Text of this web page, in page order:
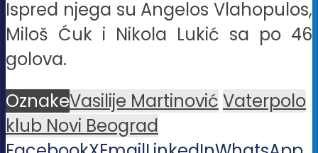
Ispred njega su Angelos Vlahopulos,
Miloš Ćuk i Nikola Lukić sa po 46
golova.
OznakeVasilije Martinović Vaterpolo
klub Novi Beograd